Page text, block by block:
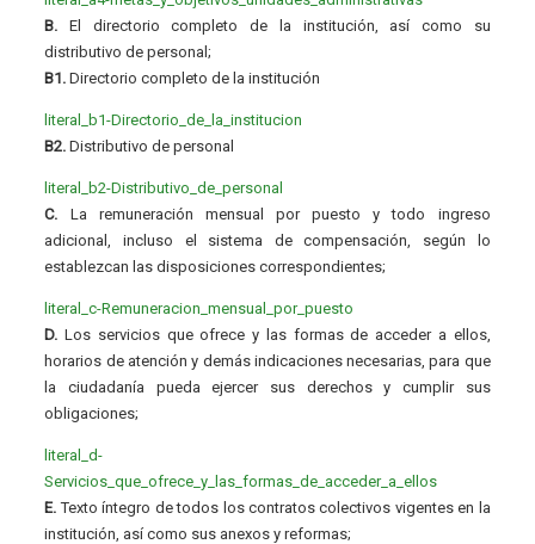
B. El directorio completo de la institución, así como su
distributivo de personal;
B1. Directorio completo de la institución
literal_b1-Directorio_de_la_institucion
B2. Distributivo de personal
literal_b2-Distributivo_de_personal
C. La remuneración mensual por puesto y todo ingreso
adicional, incluso el sistema de compensación, según lo
establezcan las disposiciones correspondientes;
literal_c-Remuneracion_mensual_por_puesto
D. Los servicios que ofrece y las formas de acceder a ellos,
horarios de atención y demás indicaciones necesarias, para que
la ciudadanía pueda ejercer sus derechos y cumplir sus
obligaciones;
literal_d-
Servicios_que_ofrece_y_las_formas_de_acceder_a_ellos
E. Texto íntegro de todos los contratos colectivos vigentes en la
institución, así como sus anexos y reformas;